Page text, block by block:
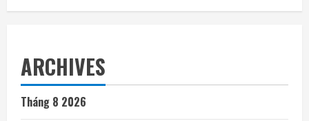
ARCHIVES
Tháng 8 2026